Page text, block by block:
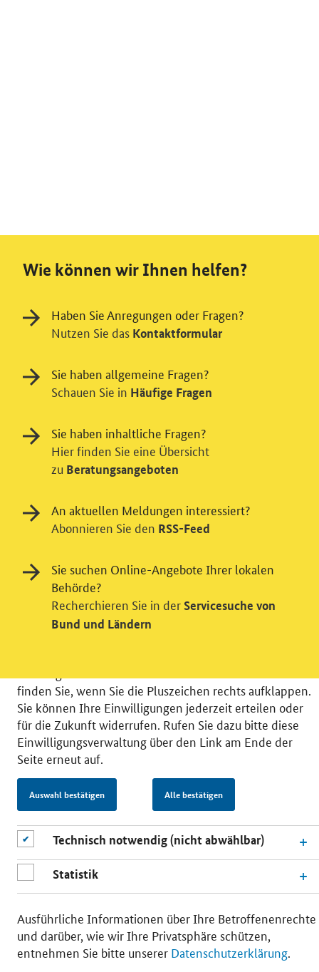
© 2026 Bundesministerium für Wirtschaft und Energie
Einwilligungsverwaltung
Einwilligung in Tracking und / oder
Wir bitten Sie an dieser Stelle um Ihre Einwilligung für
verschiedene Zusatzdienste unserer Webseite: Wir
möchten die Nutzeraktivität mit Hilfe
datenschutzfreundlicher Statistiken verstehen, um
finden Sie, wenn Sie die Pluszeichen rechts aufklappen.
Sie können Ihre Einwilligungen jederzeit erteilen oder
für die Zukunft widerrufen. Rufen Sie dazu bitte diese
Einwilligungsverwaltung über den Link am Ende der
Seite erneut auf.
Auswahl bestätigen Alle bestätigen
Technisch notwendig (nicht abwählbar)
Statistik
Ausführliche Informationen über Ihre Betroffenenrechte
und darüber, wie wir Ihre Privatsphäre schützen,
entnehmen Sie bitte unserer Datenschutzerklärung.
Wie können wir Ihnen helfen?
Haben Sie Anregungen oder Fragen?
Nutzen Sie das Kontaktformular
Sie haben allgemeine Fragen?
Schauen Sie in Häufige Fragen
Sie haben inhaltliche Fragen?
Hier finden Sie eine Übersicht
zu Beratungsangeboten
An aktuellen Meldungen interessiert?
Abonnieren Sie den RSS-Feed
Sie suchen Online-Angebote Ihrer lokalen
Behörde?
Recherchieren Sie in der Servicesuche von
Bund und Ländern